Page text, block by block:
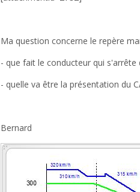
Ma question concerne le repère
- que fait le conducteur qui s'arrête
- quelle va être la présentation du
Bernard